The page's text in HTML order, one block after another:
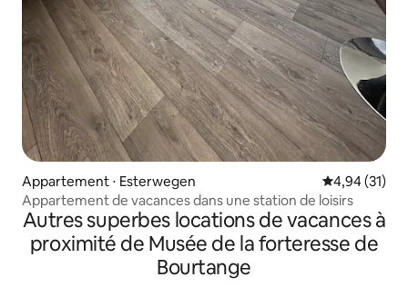
Appartement ⋅ Esterwegen Évaluation
4,94 (31)
Appartement de vacances dans une station de loisirs
Autres superbes locations de vacances à
proximité de Musée de la forteresse de
Bourtange